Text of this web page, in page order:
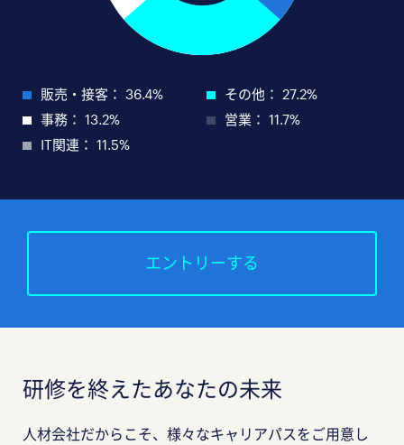
販売・接客： 36.4%
その他： 27.2%
事務： 13.2%
営業： 11.7%
IT関連： 11.5%
エントリーする
研修を終えたあなたの未来
人材会社だからこそ、様々なキャリアパスをご用意し